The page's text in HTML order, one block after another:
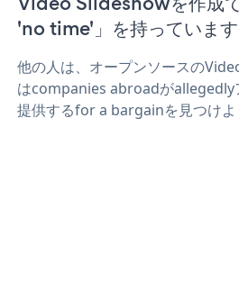
'no time'」を持っています
他の人は、オープンソースの
はcompanies abroadがallegedly
提供するfor a bargainを見つけよ